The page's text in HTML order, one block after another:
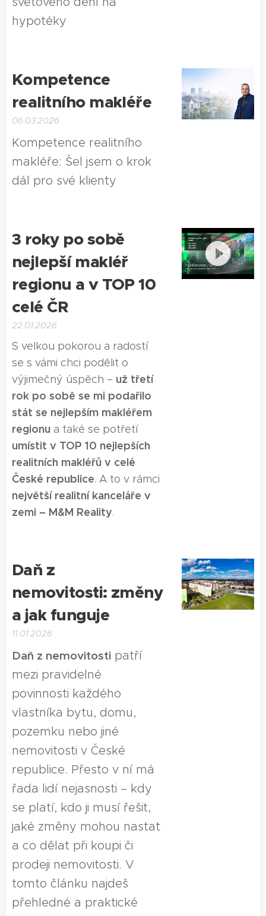
hypotéky
Kompetence
realitního makléře
06.03.2026
Kompetence realitního
makléře: Šel jsem o krok
dál pro své klienty
3 roky po sobě
nejlepší makléř
regionu a v TOP 10
celé ČR 💼
22.01.2026
S velkou pokorou a radostí
se s vámi chci podělit o
výjimečný úspěch – už třetí
rok po sobě se mi podařilo
stát se nejlepším makléřem
regionu a také se potřetí
umístit v TOP 10 nejlepších
realitních makléřů v celé
České republice. A to v rámci
největší realitní kanceláře v
zemi – M&M Reality.
Daň z
nemovitosti: změny
a jak funguje
11.01.2026
Daň z nemovitosti patří
mezi pravidelné
povinnosti každého
vlastníka bytu, domu,
pozemku nebo jiné
nemovitosti v České
republice. Přesto v ní má
řada lidí nejasnosti – kdy
se platí, kdo ji musí řešit,
jaké změny mohou nastat
a co dělat při koupi či
prodeji nemovitosti. V
tomto článku najdeš
přehledné a praktické